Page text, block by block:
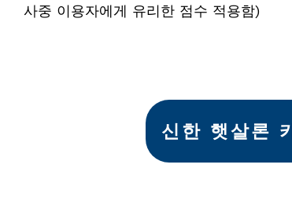
사중 이용자에게 유리한 점수 적용함)
신한 햇살론